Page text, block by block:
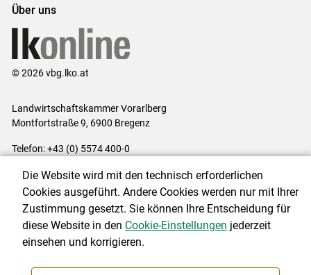
Über uns
© 2026 vbg.lko.at
Landwirtschaftskammer Vorarlberg
Montfortstraße 9, 6900 Bregenz
Telefon: +43 (0) 5574 400-0
Impressum|Kontakt|Datenschutzerklärung|Barrierefreiheit|
Cookie-Einstellungen
NEWSLETTER
Die Website wird mit den technisch erforderlichen
Cookies ausgeführt. Andere Cookies werden nur mit Ihrer
Zustimmung gesetzt. Sie können Ihre Entscheidung für
diese Website in den Cookie-Einstellungen jederzeit
einsehen und korrigieren.